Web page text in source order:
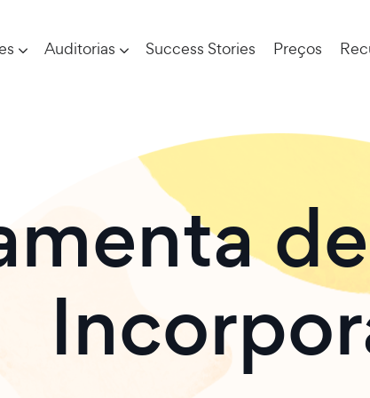
Auditorias Success Stories Preços